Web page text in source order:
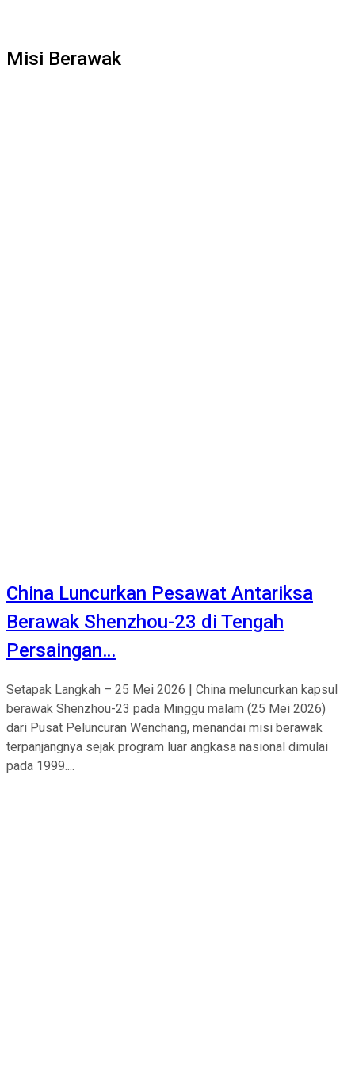
Misi Berawak
China Luncurkan Pesawat Antariksa
Berawak Shenzhou-23 di Tengah
Persaingan…
Setapak Langkah – 25 Mei 2026 | China meluncurkan kapsul
berawak Shenzhou-23 pada Minggu malam (25 Mei 2026)
dari Pusat Peluncuran Wenchang, menandai misi berawak
terpanjangnya sejak program luar angkasa nasional dimulai
pada 1999....